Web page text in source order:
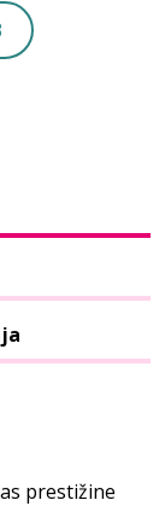
prestižine